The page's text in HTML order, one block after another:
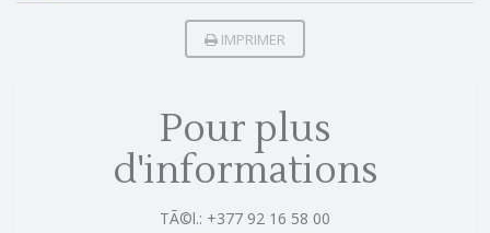
IMPRIMER
Pour plus
d'informations
TÃ©l.: +377 92 16 58 00